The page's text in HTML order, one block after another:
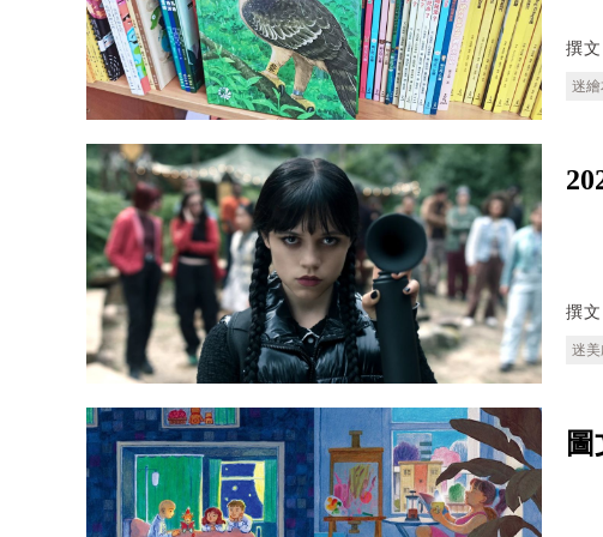
撰文
迷
撰文
迷美